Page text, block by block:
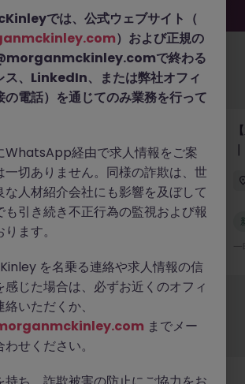
すすめの求人
も積極貢献
業界水準による
もっと見る
人最新トピックス当社について 法務 クッキーの設定
では、公式ウェブサイト（
）および正規の
で終わる
ス、LinkedIn、または弊社オフィ
の電話）を通じてのみ業務を行って
WhatsApp経由で求人情報をご案
一切ありません。同様の詐欺は、世
な人材紹介会社にも影響を及ぼして
も引き続き不正行為の監視および報
ます。
を名乗る連絡や求人情報の信
感じた場合は、必ずお近くのオフィ
いただくか、
までメー
せください。